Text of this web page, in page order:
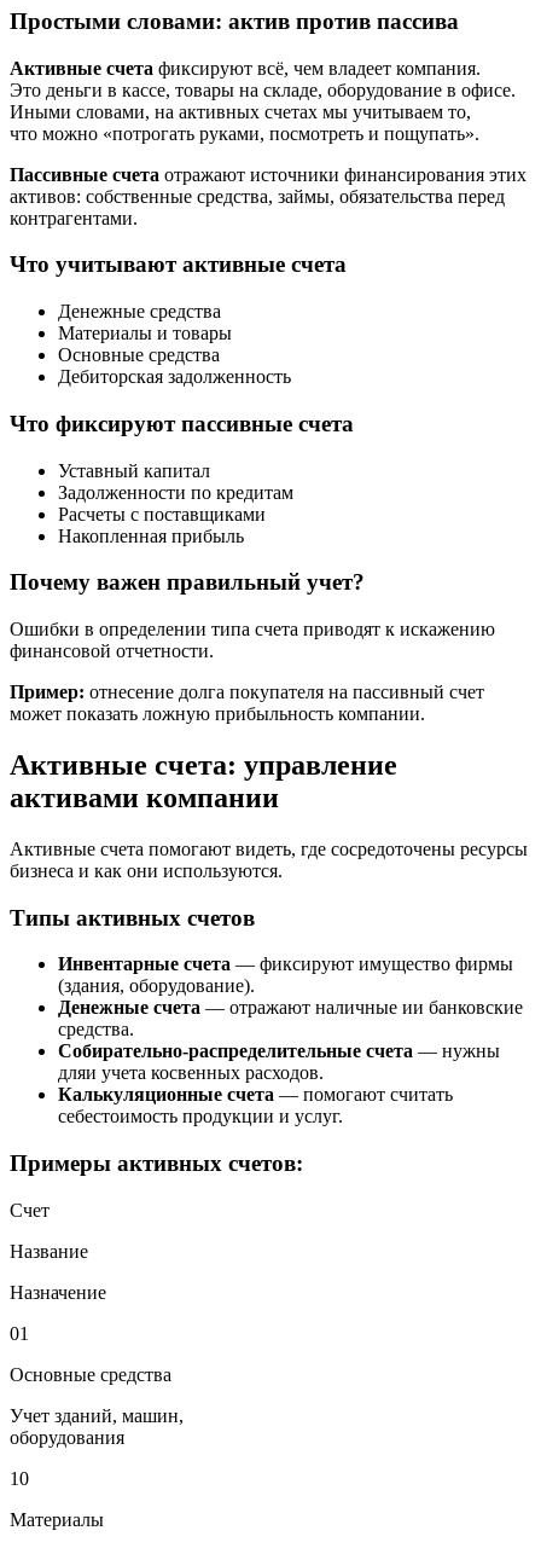
Простыми словами: актив против пассива
Активные счета фиксируют всё, чем владеет компания.
Это деньги в кассе, товары на складе, оборудование в офисе.
Иными словами, на активных счетах мы учитываем то,
что можно «потрогать руками, посмотреть и пощупать».
Пассивные счета отражают источники финансирования этих
активов: собственные средства, займы, обязательства перед
контрагентами.
Что учитывают активные счета
Денежные средства
Материалы и товары
Основные средства
Дебиторская задолженность
Что фиксируют пассивные счета
Уставный капитал
Задолженности по кредитам
Расчеты с поставщиками
Накопленная прибыль
Почему важен правильный учет?
Ошибки в определении типа счета приводят к искажению
финансовой отчетности.
Пример: отнесение долга покупателя на пассивный счет
может показать ложную прибыльность компании.
Активные счета: управление
активами компании
Активные счета помогают видеть, где сосредоточены ресурсы
бизнеса и как они используются.
Типы активных счетов
Инвентарные счета — фиксируют имущество фирмы
(здания, оборудование).
Денежные счета — отражают наличные ии банковские
средства.
Собирательно-распределительные счета — нужны
дляи учета косвенных расходов.
Калькуляционные счета — помогают считать
себестоимость продукции и услуг.
Примеры активных счетов:
Счет
Название
Назначение
01
Основные средства
Учет зданий, машин,
оборудования
10
Материалы